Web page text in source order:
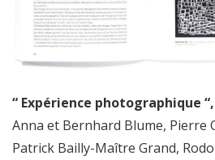
“ Expérience photographique
Anna et Bernhard Blume, Pierre
Patrick Bailly-Maître Grand,